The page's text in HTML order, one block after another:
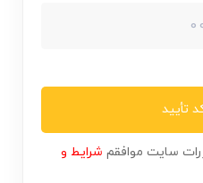
تأیید
سایت موافقم شرایط و